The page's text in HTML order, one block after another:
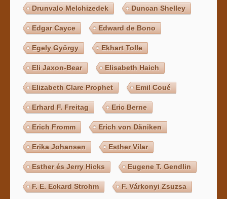
Drunvalo Melchizedek Duncan Shelley
Edgar Cayce Edward de Bono
Egely György Ekhart Tolle
Eli Jaxon-Bear Elisabeth Haich
Elizabeth Clare Prophet Emil Coué
Erhard F. Freitag Eric Berne
Erich Fromm Erich von Däniken
Erika Johansen Esther Vilar
Esther és Jerry Hicks Eugene T. Gendlin
F. E. Eckard Strohm F. Várkonyi Zsuzsa